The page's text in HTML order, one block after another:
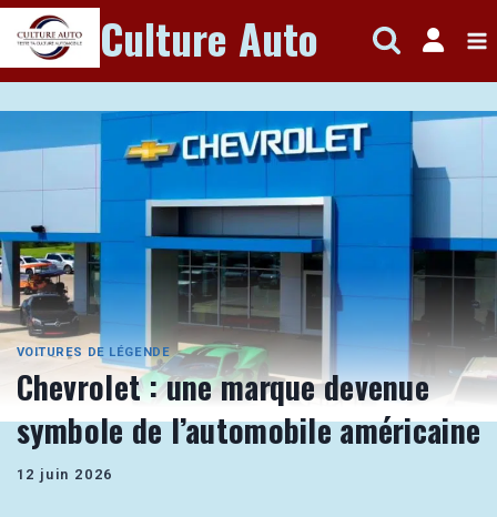
Aller
au
contenu
Culture Auto
VOITURES DE LÉGENDE
Chevrolet : une marque devenue
symbole de l’automobile américaine
12 juin 2026